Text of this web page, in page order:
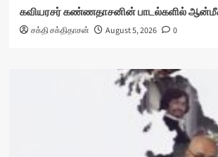
கவியரசர் கண்ணதாசனின் பாடல்களில்
சக்தி சக்திதாசன் August 5, 2026 0